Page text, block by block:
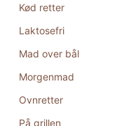
Kød retter
Laktosefri
Mad over bål
Morgenmad
Ovnretter
På grillen